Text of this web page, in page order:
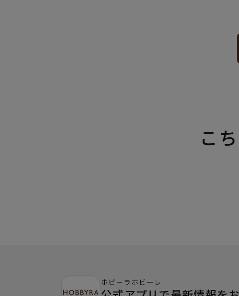
こ
ホビーラホビーレ